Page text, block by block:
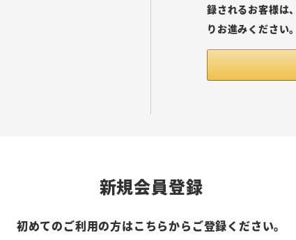
録されるお客様は
りお進みください。
新規会員登録
初めてのご利用の方はこちらからご登録ください。